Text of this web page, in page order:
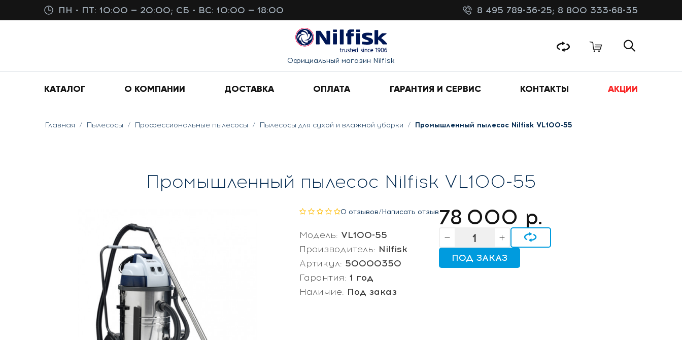
ПН - ПТ: 10:00 — 20:00; СБ - ВС: 10:00 — 18:00 8 495 789-36-25; 8 800 333-68-35
Официальный магазин Nilfisk
КАТАЛОГ О КОМПАНИИ ДОСТАВКА ОПЛАТА ГАРАНТИЯ И СЕРВИС КОНТАКТЫ АКЦИИ
Главная Пылесосы Профессиональные пылесосы Пылесосы для сухой и влажной уборки Промышленный пылесос Nilfisk VL100-55
Промышленный пылесос Nilfisk VL100-55
0 отзывов/Написать отзыв
Модель: VL100-55
Производитель: Nilfisk
Артикул: 50000350
Гарантия: 1 год
Наличие: Под заказ
78 000 р.
ПОД ЗАКАЗ